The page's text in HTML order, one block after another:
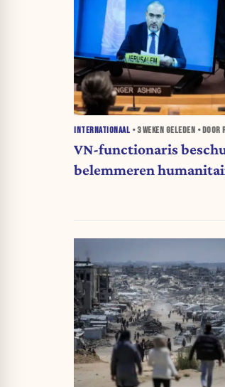
INTERNATIONAAL •3 WEKEN GELEDEN • DOOR
VN-functionaris
belemmeren